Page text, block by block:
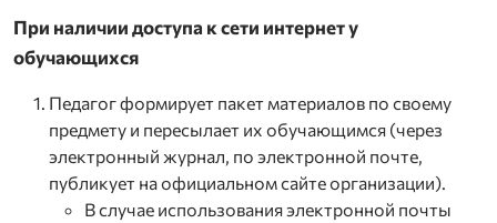
При наличии доступа к сети интернет у
обучающихся
Педагог формирует пакет материалов по своему
предмету и пересылает их обучающимся (через
электронный журнал, по электронной почте,
публикует на официальном сайте организации).
В случае использования электронной почты